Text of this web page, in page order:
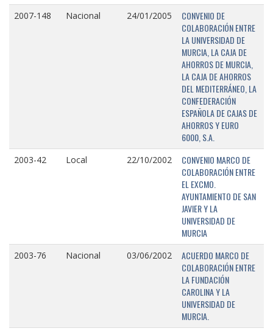
2007-148 Nacional 24/01/2005
CONVENIO DE
COLABORACIÓN ENTRE
LA UNIVERSIDAD DE
MURCIA, LA CAJA DE
AHORROS DE MURCIA,
LA CAJA DE AHORROS
DEL MEDITERRÁNEO, LA
CONFEDERACIÓN
ESPAÑOLA DE CAJAS DE
AHORROS Y EURO
6000, S.A.
2003-42 Local 22/10/2002
CONVENIO MARCO DE
COLABORACIÓN ENTRE
EL EXCMO.
AYUNTAMIENTO DE SAN
JAVIER Y LA
UNIVERSIDAD DE
MURCIA
2003-76 Nacional 03/06/2002
ACUERDO MARCO DE
COLABORACIÓN ENTRE
LA FUNDACIÓN
CAROLINA Y LA
UNIVERSIDAD DE
MURCIA.